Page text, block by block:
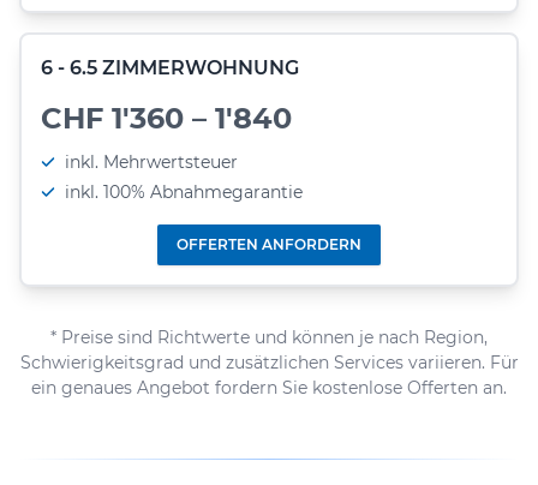
6 - 6.5 ZIMMERWOHNUNG
CHF 1'360 – 1'840
inkl. Mehrwertsteuer
inkl. 100% Abnahmegarantie
OFFERTEN ANFORDERN
* Preise sind Richtwerte und können je nach Region,
Schwierigkeitsgrad und zusätzlichen Services variieren. Für
ein genaues Angebot fordern Sie kostenlose Offerten an.